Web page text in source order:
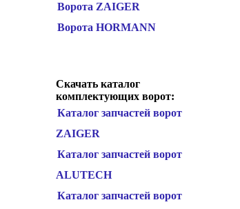
Ворота ZAIGER
Ворота HORMANN
Скачать каталог
комплектующих ворот:
Каталог запчастей ворот
ZAIGER
Каталог запчастей ворот
ALUTECH
Каталог запчастей ворот